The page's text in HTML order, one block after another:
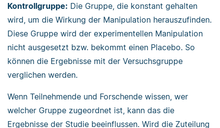
Kontrollgruppe: Die Gruppe, die konstant gehalten
wird, um die Wirkung der Manipulation herauszufinden.
Diese Gruppe wird der experimentellen Manipulation
nicht ausgesetzt bzw. bekommt einen Placebo. So
können die Ergebnisse mit der Versuchsgruppe
verglichen werden.
Wenn Teilnehmende und Forschende wissen, wer
welcher Gruppe zugeordnet ist, kann das die
Ergebnisse der Studie beeinflussen. Wird die Zuteilung